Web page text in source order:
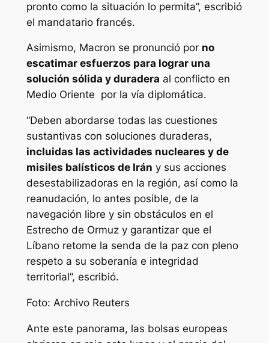
pronto como la situación lo permita”, escribió
el mandatario francés.
Asimismo, Macron se pronunció por no
escatimar esfuerzos para lograr una
solución sólida y duradera al conflicto en
Medio Oriente por la vía diplomática.
“Deben abordarse todas las cuestiones
sustantivas con soluciones duraderas,
incluidas las actividades nucleares y de
misiles balísticos de Irán y sus acciones
desestabilizadoras en la región, así como la
reanudación, lo antes posible, de la
navegación libre y sin obstáculos en el
Estrecho de Ormuz y garantizar que el
Líbano retome la senda de la paz con pleno
respeto a su soberanía e integridad
territorial”, escribió.
Foto: Archivo Reuters
Ante este panorama, las bolsas europeas